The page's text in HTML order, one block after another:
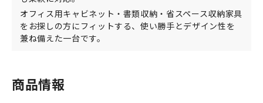
オフィス用キャビネット・書類収納・省スペース収納家具
をお探しの方にフィットする、使い勝手とデザイン性を
兼ね備えた一台です。
商品情報